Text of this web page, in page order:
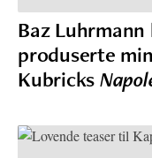
Baz
produserte
Kubricks